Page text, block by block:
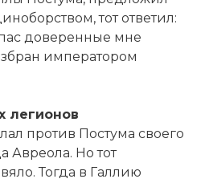
тот ответил:
доверенные мне
императором
легионов
против Постума своего
Авреола. Но тот
Тогда в Галлию